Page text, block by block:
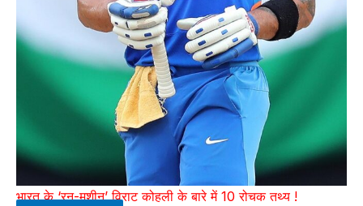
भारत के ‘रन-मशीन’ विराट कोहली के बारे में 10 रोचक तथ्य !